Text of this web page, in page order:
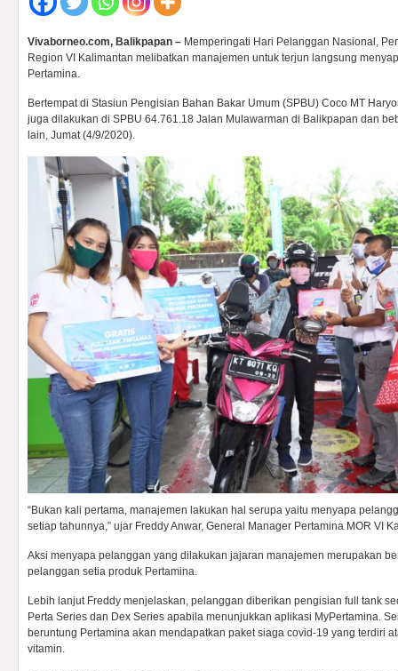
Vivaborneo.com, Balikpapan – Memperingati Hari Pelanggan Nasional,
Region VI Kalimantan melibatkan manajemen untuk terjun langsung
Pertamina.
Bertempat di Stasiun Pengisian Bahan Bakar Umum (SPBU) Coco MT
juga dilakukan di SPBU 64.761.18 Jalan Mulawarman di Balikpapan dan
lain, Jumat (4/9/2020).
“Bukan kali pertama, manajemen lakukan hal serupa yaitu menyapa
setiap tahunnya,” ujar Freddy Anwar, General Manager Pertamina MOR VI
Aksi menyapa pelanggan yang dilakukan jajaran manajemen merupakan
pelanggan setia produk Pertamina.
Lebih lanjut Freddy menjelaskan, pelanggan diberikan pengisian full tank
Perta Series dan Dex Series apabila menunjukkan aplikasi MyPertamina.
beruntung Pertamina akan mendapatkan paket siaga covid-19 yang terdiri
vitamin.